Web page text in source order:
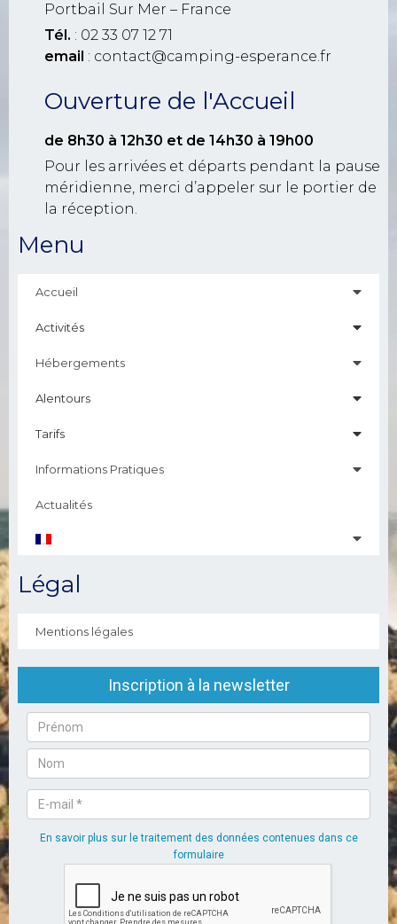
Portbail Sur Mer – France
Tél. : 02 33 07 12 71
email : contact@camping-esperance.fr
Ouverture de l'Accueil
de 8h30 à 12h30 et de 14h30 à 19h00
Pour les arrivées et départs pendant la pause
méridienne, merci d’appeler sur le portier de
la réception.
Menu
Accueil
Activités
Hébergements
Alentours
Tarifs
Informations Pratiques
Actualités
Légal
Mentions légales